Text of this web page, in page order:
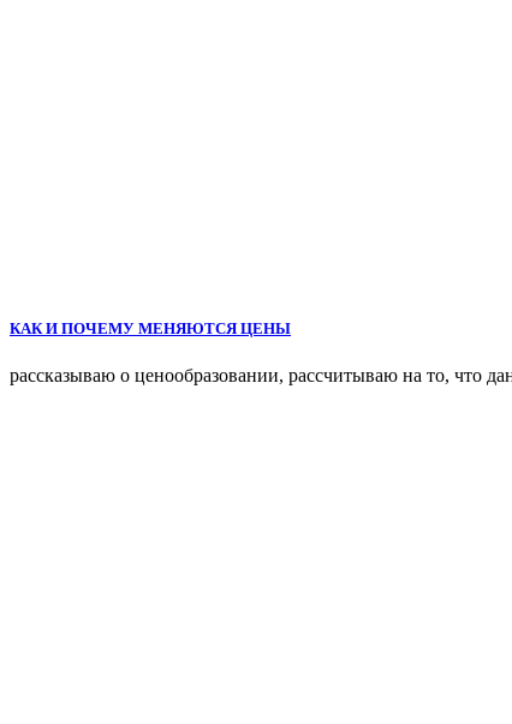
КАК И ПОЧЕМУ МЕНЯЮТСЯ ЦЕНЫ
рассказываю о ценообразовании, рассчитываю на то, что